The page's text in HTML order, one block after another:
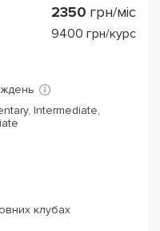
2350 грн/міс
9400 грн/курс
Intermediate,
клубах